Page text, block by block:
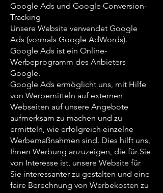
Google Ads und Google Conversion-
Tracking
Unsere Website verwendet Google
Ads (vormals Google AdWords).
Google Ads ist ein Online-
Werbeprogramm des Anbieters
Google.
Google Ads ermöglicht uns, mit Hilfe
von Werbemitteln auf externen
Webseiten auf unsere Angebote
aufmerksam zu machen und zu
ermitteln, wie erfolgreich einzelne
Werbemaßnahmen sind. Dies hilft uns,
Ihnen Werbung anzuzeigen, die für Sie
von Interesse ist, unsere Website für
Sie interessanter zu gestalten und eine
faire Berechnung von Werbekosten zu